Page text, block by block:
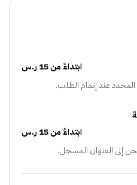
ابتداءً من 15 ر.س
عند إتمام الطلب.
ابتداءً من 15 ر.س
إلى العنوان المسجل.